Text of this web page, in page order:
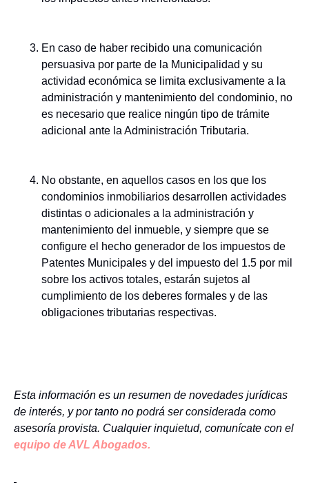
En caso de haber recibido una comunicación
persuasiva por parte de la Municipalidad y su
actividad económica se limita exclusivamente a la
administración y mantenimiento del condominio, no
es necesario que realice ningún tipo de trámite
adicional ante la Administración Tributaria.
No obstante, en aquellos casos en los que los
condominios inmobiliarios desarrollen actividades
distintas o adicionales a la administración y
mantenimiento del inmueble, y siempre que se
configure el hecho generador de los impuestos de
Patentes Municipales y del impuesto del 1.5 por mil
sobre los activos totales, estarán sujetos al
cumplimiento de los deberes formales y de las
obligaciones tributarias respectivas.
Esta información es un resumen de novedades jurídicas
de interés, y por tanto no podrá ser considerada como
asesoría provista. Cualquier inquietud, comunícate con el
equipo de AVL Abogados.